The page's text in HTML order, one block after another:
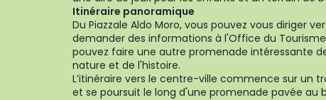
Itinéraire panoramique
Du Piazzale Aldo Moro, vous pouvez vous diriger
demander des informations à l'Office du
pouvez faire une autre promenade intéressante
nature et de l'histoire.
L’itinéraire vers le centre-ville commence sur un
et se poursuit le long d'une promenade pavée au